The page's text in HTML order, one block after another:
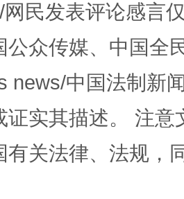
民发表评论感言
公众传媒、中国全
news/中国法制新
证实其描述。 注
有关法律、法规，